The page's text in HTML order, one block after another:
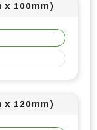
x 100mm)
x 120mm)